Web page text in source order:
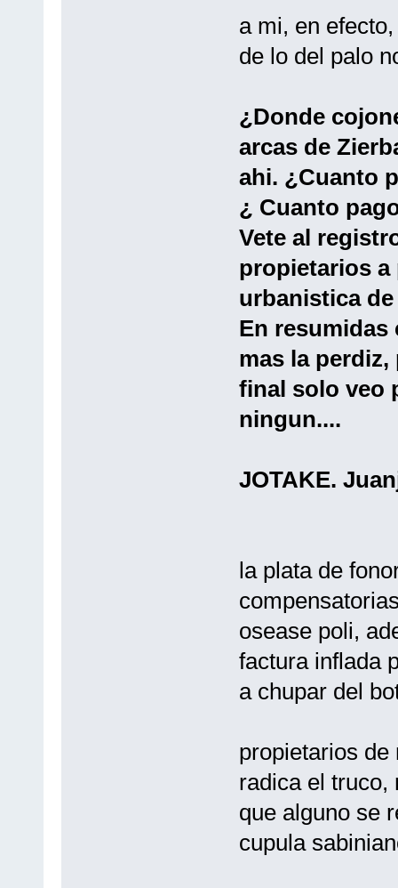
a mi, en
de lo del palo
¿Donde
arcas de
ahi. ¿Cuanto
¿ Cuanto
Vete al
propietarios a
urbanistica
En resumidas
mas la
final solo veo
ningun....
JOTAKE.
la plata de
osease poli,
factura inflada
a chupar del
propietarios
radica el truco,
que alguno se
cupula